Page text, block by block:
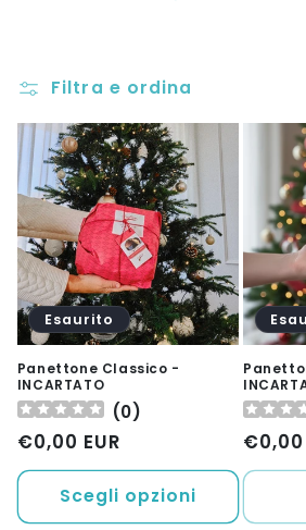
Filtra e ordina
Esaurito
Panettone Classico -
INCARTATO
(0)
Prezzo
di
listino
€0,00 EUR
Scegli opzioni
di
€0,00